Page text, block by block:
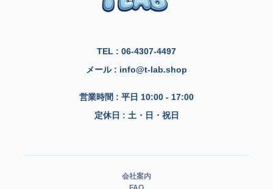
TEL : 06-4307-4497
メール : info@t-lab.shop
営業時間 : 平日 10:00 - 17:00
定休日 : 土・日・祝日
会社案内